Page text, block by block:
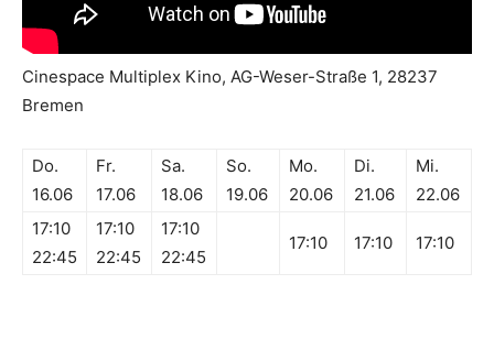
Cinespace Multiplex Kino, AG-Weser-Straße 1, 28237
Bremen
Do.
16.06
Fr.
17.06
Sa.
18.06
So.
19.06
Mo.
20.06
Di.
21.06
Mi.
22.06
17:10
22:45
17:10
22:45
17:10
22:45
17:10 17:10 17:10